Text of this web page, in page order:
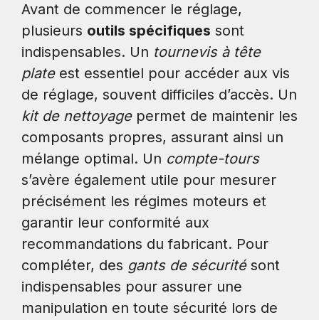
Avant de commencer le réglage,
plusieurs outils spécifiques sont
indispensables. Un tournevis à tête
plateest essentiel pour accéder aux vis
de réglage, souvent difficiles d’accès. Un
kit de nettoyagepermet de maintenir les
composants propres, assurant ainsi un
mélange optimal. Un compte-tours
s’avère également utile pour mesurer
précisément les régimes moteurs et
garantir leur conformité aux
recommandations du fabricant. Pour
compléter, des gants de sécuritésont
indispensables pour assurer une
manipulation en toute sécurité lors de